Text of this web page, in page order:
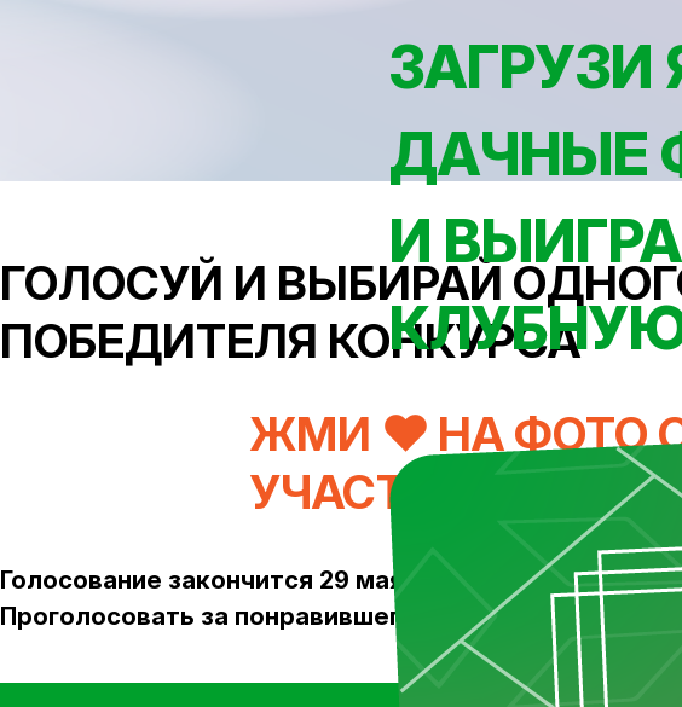
ЗАГРУЗИ
ДАЧНЫЕ
И
ГОЛОСУЙ И ВЫБИРАЙ
ПОБЕДИТЕЛЯ КОНКУРСА
ЖМИ ❤ НА ФОТО
УЧАСТНИКА
Голосование закончится 29 мая в 16:59.
Проголосовать за понравившегося участника можно